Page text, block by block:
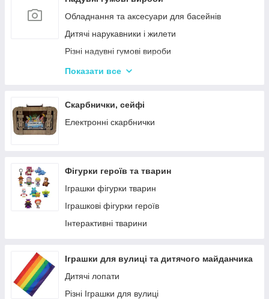
Кінетичний пісок
Дитячий Пластилін
Декупаж
Крейда для Малювання
Рукоділля
Валіза для малювання
Обладнання та аксесуари для басейнів
Дитячі нарукавники і жилети
Різні надувні гумові вироби
Насоси для матрасів та гумових виробів
Надувні матраци
Дитячі надувні басейни
Показати все
Скарбнички, сейфі
Електронні скарбнички
Фігурки героїв та тварин
Іграшки фігурки тварин
Іграшкові фігурки героїв
Інтерактивні тварини
Іграшки для вулиці та дитячого майданчика
Дитячі лопати
Різні Іграшки для вулиці